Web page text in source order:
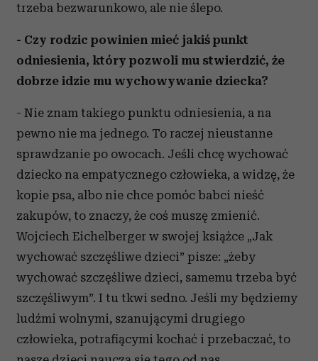
trzeba bezwarunkowo, ale nie ślepo.
- Czy rodzic powinien mieć jakiś punkt
odniesienia, który pozwoli mu stwierdzić, że
dobrze idzie mu wychowywanie dziecka?
- Nie znam takiego punktu odniesienia, a na
pewno nie ma jednego. To raczej nieustanne
sprawdzanie po owocach. Jeśli chcę wychować
dziecko na empatycznego człowieka, a widzę, że
kopie psa, albo nie chce pomóc babci nieść
zakupów, to znaczy, że coś muszę zmienić.
Wojciech Eichelberger w swojej książce „Jak
wychować szczęśliwe dzieci” pisze: „żeby
wychować szczęśliwe dzieci, samemu trzeba być
szczęśliwym”. I tu tkwi sedno. Jeśli my będziemy
ludźmi wolnymi, szanującymi drugiego
człowieka, potrafiącymi kochać i przebaczać, to